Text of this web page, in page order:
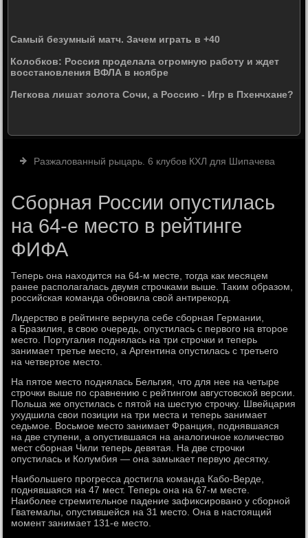
Самый безумный матч. Зачем играть в +40
Колобков: Россия проделала огромную работу и ждет
восстановления ВФЛА в ноябре
Легкова лишат золота Сочи, а Россию - Игр в Пхенчхане?
Разжалованный рыцарь. 6 клубов КХЛ для Шипачева
Сборная России опустилась
на 64-е место в рейтинге
ФИФА
Теперь она находится на 64-м месте, тогда как месяцем
ранее располагалась двумя строчками выше. Таким образом,
российская команда обновила свой антирекорд.
Лидерство в рейтинге вернула себе сборная Германии,
а Бразилия, в свою очередь, опустилась с первого на второе
место. Португалия поднялась на три строчки и теперь
занимает третье место, а Аргентина опустилась с третьего
на четвертое место.
На пятое место поднялась Бельгия, что для нее на четыре
строчки выше по сравнению с рейтингом августовской версии.
Польша же опустилась с пятой на шестую строчку. Швейцария
ухудшила свои позиции на три места и теперь занимает
седьмое. Восьмое место занимает Франция, поднявшаяся
на две ступени, а опустившаяся на аналогичное количество
мест сборная Чили теперь девятая. На две строчки
опустилась и Колумбия — она замыкает первую десятку.
Наибольшего прогресса достигла команда Кабо-Верде,
поднявшаяся на 47 мест. Теперь она на 67-м месте.
Наиболее стремительное падение зафиксировано у сборной
Гватемалы, опустившейся на 31 место. Она в настоящий
момент занимает 131-е место.